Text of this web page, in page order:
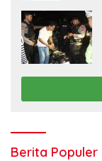
Berita Populer